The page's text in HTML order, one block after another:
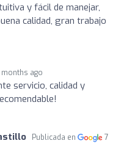
y fácil de manejar,
calidad, gran trabajo
months ago
servicio, calidad y
Publicada en
7